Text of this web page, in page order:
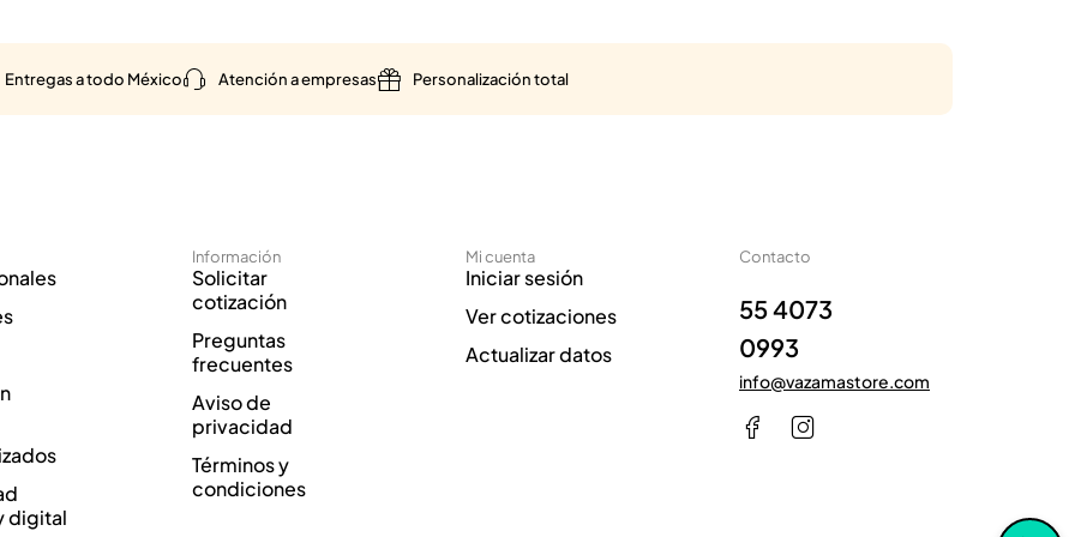
Entregas a todo México Atención a empresas Personalización total
digital
Información
Solicitar
cotización
Preguntas
frecuentes
Aviso de
privacidad
Términos y
condiciones
Mi cuenta
Iniciar sesión
Ver cotizaciones
Actualizar datos
Contacto
55 4073
0993
info@vazamastore.com